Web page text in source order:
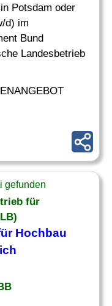
Potsdam oder
d) im
Bund
Landesbetrieb
gefunden
für
Hochbau